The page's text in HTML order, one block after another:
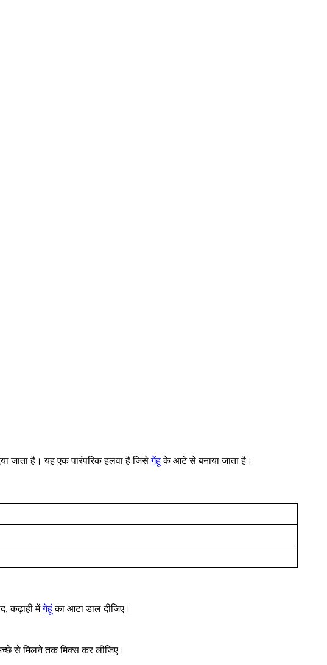
जाता है। यह एक पारंपरिक हलवा है जिसेगेंहूके आटे से बनाया जाता है।
कढ़ाही मेंगेहूंका आटा डाल दीजिए।
से मिलने तक मिक्स कर लीजिए।